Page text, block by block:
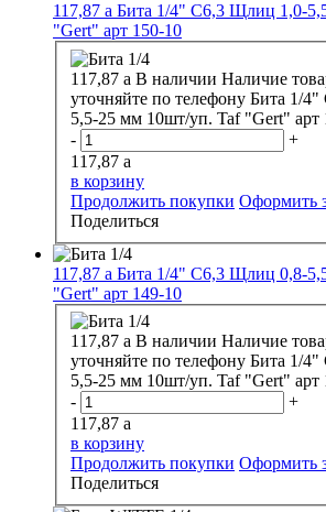
117,87 a Бита 1/4" С6,3 Щлиц 1,0-
"Gert" арт 150-10
117,87 a В наличии Наличие
уточняйте по телефону Бита 1/
5,5-25 мм 10шт/уп. Taf "Gert" арт
-
+
117,87 a
в корзину
Продолжить покупки Оформить
Поделиться
117,87 a Бита 1/4" С6,3 Щлиц 0,8-
"Gert" арт 149-10
117,87 a В наличии Наличие
уточняйте по телефону Бита 1/
5,5-25 мм 10шт/уп. Taf "Gert" арт
-
+
117,87 a
в корзину
Продолжить покупки Оформить
Поделиться